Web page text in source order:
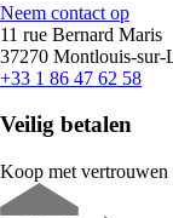
Neem contact op
11 rue Bernard Maris
37270 Montlouis-
+33 1 86 47 62 58
Veilig betalen
Koop met vertrouwen